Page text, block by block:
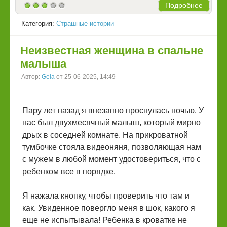
Подробнее
Категория: Страшные истории
Неизвестная женщина в спальне
малыша
Автор: Gela от 25-06-2025, 14:49
Пару лет назад я внезапно проснулась ночью. У
нас был двухмесячный малыш, который мирно
дрых в соседней комнате. На прикроватной
тумбочке стояла видеоняня, позволяющая нам
с мужем в любой момент удостовериться, что с
ребенком все в порядке.
Я нажала кнопку, чтобы проверить что там и
как. Увиденное повергло меня в шок, какого я
еще не испытывала! Ребенка в кроватке не